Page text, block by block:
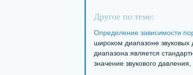
Другое по теме:
Определение зависимости
широком диапазоне
диапазона является
значение звукового давления,